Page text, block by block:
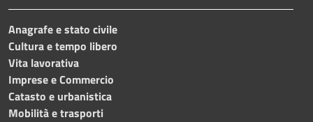
Anagrafe e stato civile
Cultura e tempo libero
Vita lavorativa
Imprese e Commercio
Catasto e urbanistica
Mobilità e trasporti